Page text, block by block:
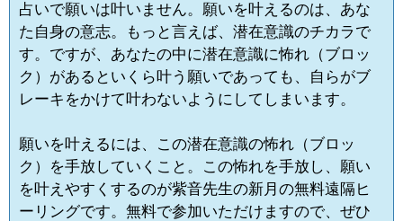
占いで願いは叶いません。願いを叶えるのは、あな
た自身の意志。もっと言えば、潜在意識のチカラで
す。ですが、あなたの中に潜在意識に怖れ（ブロッ
ク）があるといくら叶う願いであっても、自らがブ
レーキをかけて叶わないようにしてしまいます。
願いを叶えるには、この潜在意識の怖れ（ブロッ
ク）を手放していくこと。この怖れを手放し、願い
を叶えやすくするのが紫音先生の新月の無料遠隔ヒ
ーリングです。無料で参加いただけますので、ぜひ